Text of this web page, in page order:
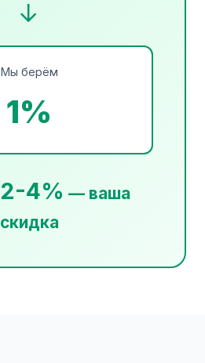
→
Мы берём
1%
2-4% — ваша
скидка